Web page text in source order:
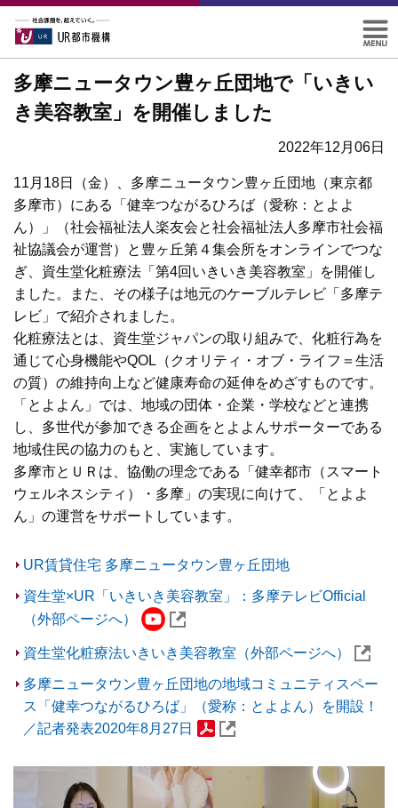
多摩ニュータウン豊ヶ丘団地で「いきい
き美容教室」を開催しました
2022年12月06日
11月18日（金）、多摩ニュータウン豊ヶ丘団地（東京都
多摩市）にある「健幸つながるひろば（愛称：とよよ
ん）」（社会福祉法人楽友会と社会福祉法人多摩市社会福
祉協議会が運営）と豊ヶ丘第４集会所をオンラインでつな
ぎ、資生堂化粧療法「第4回いきいき美容教室」を開催し
ました。また、その様子は地元のケーブルテレビ「多摩テ
レビ」で紹介されました。
化粧療法とは、資生堂ジャパンの取り組みで、化粧行為を
通じて心身機能やQOL（クオリティ・オブ・ライフ＝生活
の質）の維持向上など健康寿命の延伸をめざすものです。
「とよよん」では、地域の団体・企業・学校などと連携
し、多世代が参加できる企画をとよよんサポーターである
地域住民の協力のもと、実施しています。
多摩市とＵＲは、協働の理念である「健幸都市（スマート
ウェルネスシティ）・多摩」の実現に向けて、「とよよ
ん」の運営をサポートしています。
UR賃貸住宅 多摩ニュータウン豊ヶ丘団地
資生堂×UR「いきいき美容教室」：多摩テレビOfficial
（外部ページへ）
資生堂化粧療法いきいき美容教室（外部ページへ）
多摩ニュータウン豊ヶ丘団地の地域コミュニティスペー
ス「健幸つながるひろば」（愛称：とよよん）を開設！
／記者発表2020年8月27日